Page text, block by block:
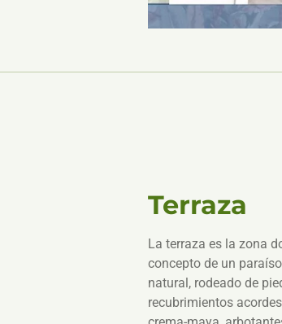
Terraza
La terraza es la zona
concepto de un
natural, rodeado de
recubrimientos